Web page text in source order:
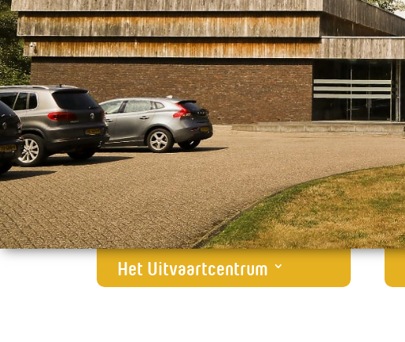
Het Uitvaartcentrum